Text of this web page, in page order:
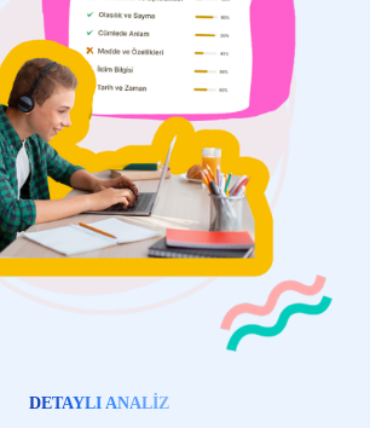
DETAYLI ANALİZ